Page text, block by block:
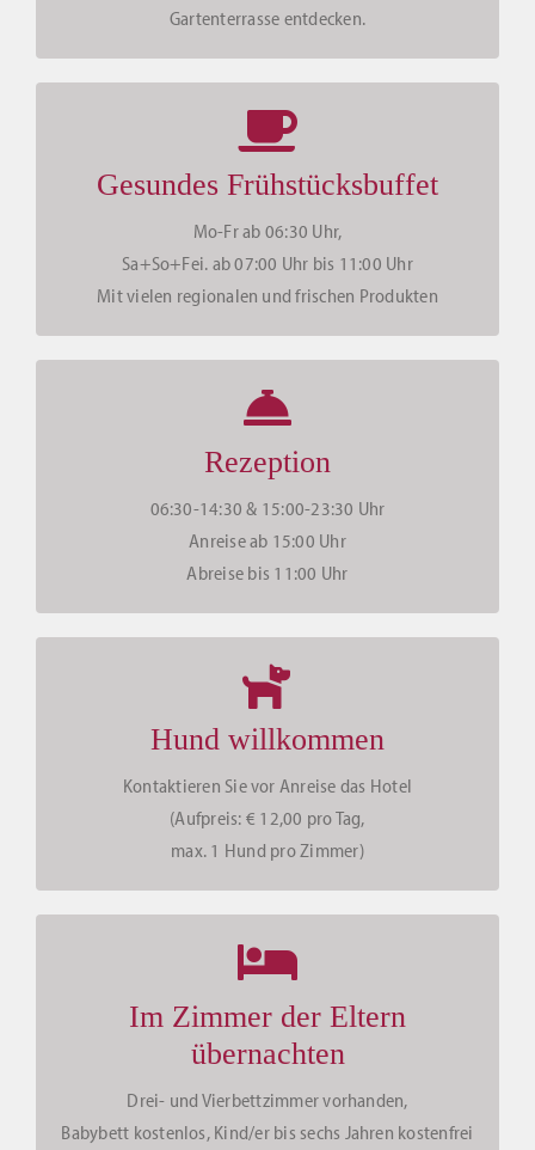
Gartenterrasse entdecken.
Gesundes Frühstücksbuffet
Mo-Fr ab 06:30 Uhr,
Sa+So+Fei. ab 07:00 Uhr bis 11:00 Uhr
Mit vielen regionalen und frischen Produkten
Rezeption
06:30-14:30 & 15:00-23:30 Uhr
Anreise ab 15:00 Uhr
Abreise bis 11:00 Uhr
Hund willkommen
Kontaktieren Sie vor Anreise das Hotel
(Aufpreis: € 12,00 pro Tag,
max. 1 Hund pro Zimmer)
Im Zimmer der Eltern
übernachten
Drei- und Vierbettzimmer vorhanden,
Babybett kostenlos, Kind/er bis sechs Jahren kostenfrei